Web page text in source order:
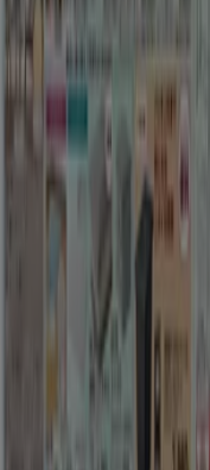
検索方法
ブランド
地元ブランド
割引情報
近くのお店
Tiendeoアプリ